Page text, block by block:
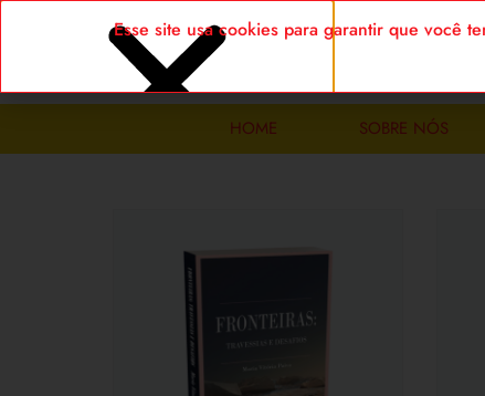
HOME SOBRE NÓS
Esse site usa cookies para garantir que você